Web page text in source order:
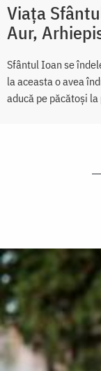
Viața
Aur,
Sfântul Ioan se
la aceasta o avea
aducă pe păcătoși